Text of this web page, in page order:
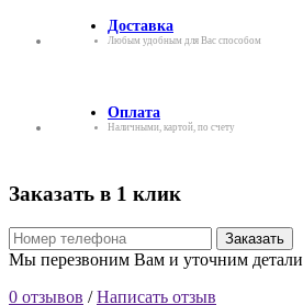
Доставка
Любым удобным для Вас способом
Оплата
Наличными, картой, по счету
Заказать в 1 клик
Заказать
Мы перезвоним Вам и уточним детали
0 отзывов /Написать отзыв